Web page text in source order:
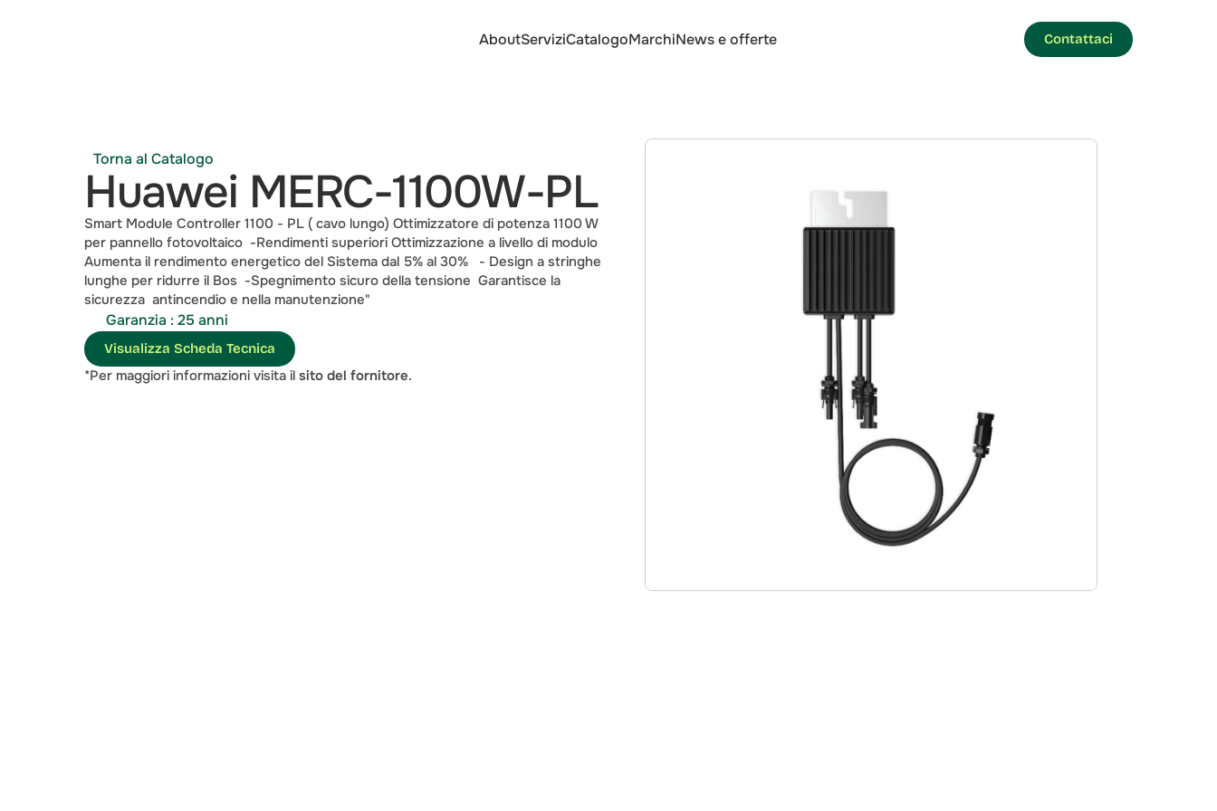
AboutServiziCatalogoMarchiNews e offerte Contattaci
Torna al Catalogo
Huawei MERC-1100W-PL
Smart Module Controller 1100 - PL ( cavo lungo) Ottimizzatore di potenza 1100 W
per pannello fotovoltaico  -Rendimenti superiori Ottimizzazione a livello di modulo
Aumenta il rendimento energetico del Sistema dal 5% al 30%   - Design a stringhe
lunghe per ridurre il Bos  -Spegnimento sicuro della tensione  Garantisce la
sicurezza  antincendio e nella manutenzione"
Garanzia : 25 anni
Visualizza Scheda Tecnica
*Per maggiori informazioni visita il sito del fornitore.